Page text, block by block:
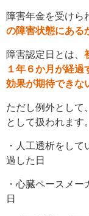
障害年金を受けら
の障害状態にある
障害認定日とは、
１年６か月が経
効果が期待できな
ただし例外として
として扱われます。
・人工透析をし
過した日
・心臓ペースメ
日